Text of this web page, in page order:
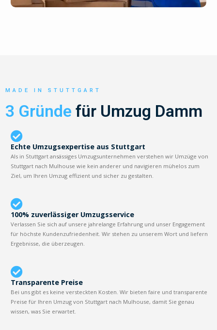
MADE IN STUTTGART
3 Gründe für Umzug Damm
Echte Umzugsexpertise aus Stuttgart
Als in Stuttgart ansässiges Umzugsunternehmen verstehen wir Umzüge von
Stuttgart nach Mulhouse wie kein anderer und navigieren mühelos zum
Ziel, um Ihren Umzug effizient und sicher zu gestalten.
100% zuverlässiger Umzugsservice
Verlassen Sie sich auf unsere jahrelange Erfahrung und unser Engagement
für höchste Kundenzufriedenheit. Wir stehen zu unserem Wort und liefern
Ergebnisse, die überzeugen.
Transparente Preise
Bei uns gibt es keine versteckten Kosten. Wir bieten faire und transparente
Preise für Ihren Umzug von Stuttgart nach Mulhouse, damit Sie genau
wissen, was Sie erwartet.